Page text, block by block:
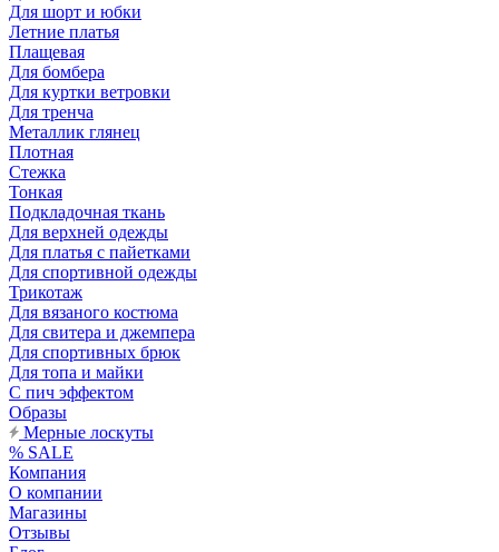
Для шорт и юбки
Летние платья
Плащевая
Для бомбера
Для куртки ветровки
Для тренча
Металлик глянец
Плотная
Стежка
Тонкая
Подкладочная ткань
Для верхней одежды
Для платья с пайетками
Для спортивной одежды
Трикотаж
Для вязаного костюма
Для свитера и джемпера
Для спортивных брюк
Для топа и майки
С пич эффектом
Образы
Мерные лоскуты
% SALE
Компания
О компании
Магазины
Отзывы